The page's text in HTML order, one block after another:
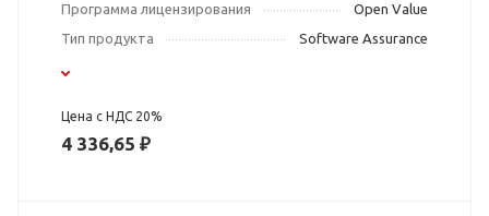
Программа лицензирования
Open Value
Тип продукта
Software Assurance
Цена с НДС 20%
4 336,65 ₽